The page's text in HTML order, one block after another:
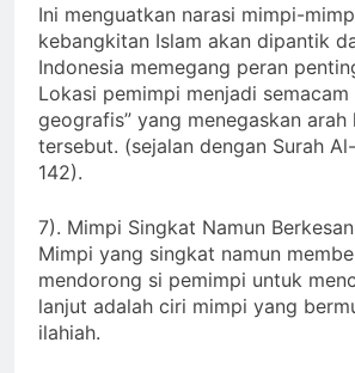
Ini menguatkan narasi mimpi-
kebangkitan Islam akan dipantik
Indonesia memegang peran
Lokasi pemimpi menjadi semacam
geografis” yang menegaskan arah
tersebut. (sejalan dengan Surah
142).
7). Mimpi Singkat Namun Berkesan
Mimpi yang singkat namun
mendorong si pemimpi untuk
lanjut adalah ciri mimpi yang
ilahiah.